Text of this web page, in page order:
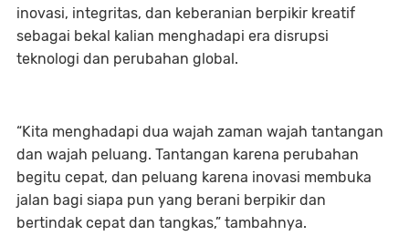
inovasi, integritas, dan keberanian berpikir kreatif
sebagai bekal kalian menghadapi era disrupsi
teknologi dan perubahan global.
“Kita menghadapi dua wajah zaman wajah tantangan
dan wajah peluang. Tantangan karena perubahan
begitu cepat, dan peluang karena inovasi membuka
jalan bagi siapa pun yang berani berpikir dan
bertindak cepat dan tangkas,” tambahnya.